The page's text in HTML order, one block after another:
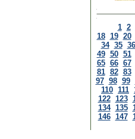
1 2
18 19 20
34 35 36
49 50 51
65 66 67
81 82 83
97 98 99
110 111
122 123
134 135
146 147